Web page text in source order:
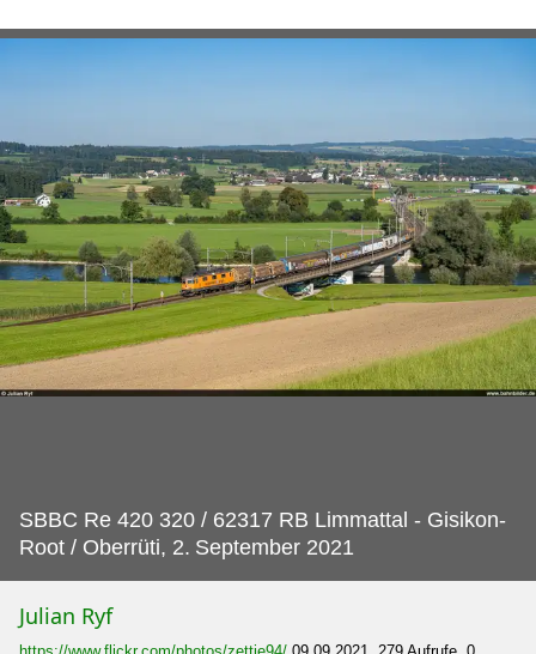
SBBC Re 420 320 / 62317 RB Limmattal - Gisikon-
Root / Oberrüti, 2. September 2021
Julian Ryf